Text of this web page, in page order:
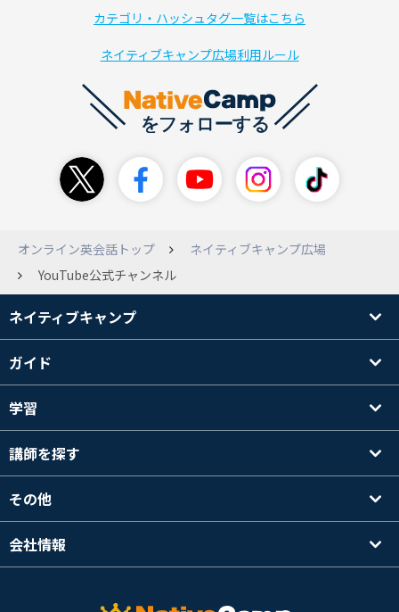
カテゴリ・ハッシュタグ一覧はこちら
ネイティブキャンプ広場利用ルール
オンライン英会話トップ
ネイティブキャンプ広場
YouTube公式チャンネル
ネイティブキャンプ
ガイド
学習
講師を探す
その他
会社情報